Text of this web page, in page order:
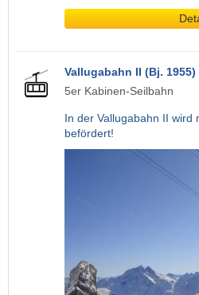
Vallugabahn II (Bj. 1955)
5er Kabinen-Seilbahn
In der Vallugabahn II wird
befördert!